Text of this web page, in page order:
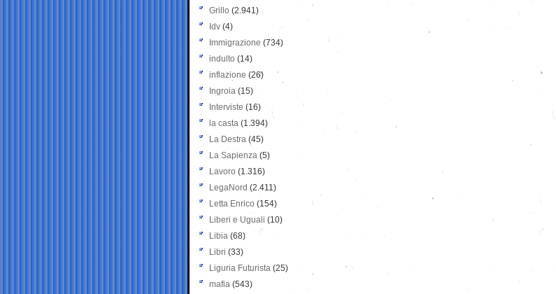
Grillo (2.941)
Idv (4)
Immigrazione (734)
indulto (14)
inflazione (26)
Ingroia (15)
Interviste (16)
la casta (1.394)
La Destra (45)
La Sapienza (5)
Lavoro (1.316)
LegaNord (2.411)
Letta Enrico (154)
Liberi e Uguali (10)
Libia (68)
Libri (33)
Liguria Futurista (25)
mafia (543)